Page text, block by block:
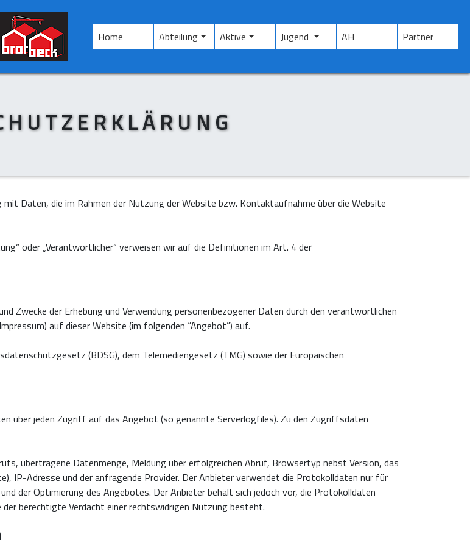
Home Abteilung Aktive Jugend AH Partner(current)
Daten, die im Rahmen der Nutzung der Website bzw. Kontaktaufnahme über die Website
oder „Verantwortlicher“ verweisen wir auf die Definitionen im Art. 4 der
Zwecke der Erhebung und Verwendung personenbezogener Daten durch den verantwortlichen
auf dieser Website (im folgenden “Angebot”) auf.
(BDSG), dem Telemediengesetz (TMG) sowie der Europäischen
über jeden Zugriff auf das Angebot (so genannte Serverlogfiles). Zu den Zugriffsdaten
übertragene Datenmenge, Meldung über erfolgreichen Abruf, Browsertyp nebst Version, das
IP-Adresse und der anfragende Provider. Der Anbieter verwendet die Protokolldaten nur für
der Optimierung des Angebotes. Der Anbieter behält sich jedoch vor, die Protokolldaten
berechtigte Verdacht einer rechtswidrigen Nutzung besteht.